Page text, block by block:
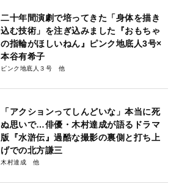
二十年間演劇で培ってきた「身体を描き
込む技術」を注ぎ込みました『おもちゃ
の指輪がほしいねん』ピンク地底人3号×
本谷有希子
ピンク地底人３号
「アクションってしんどいな」本当に死
ぬ思いで…俳優・木村達成が語るドラマ
版『水滸伝』過酷な撮影の裏側と打ち上
げでの北方謙三
木村達成